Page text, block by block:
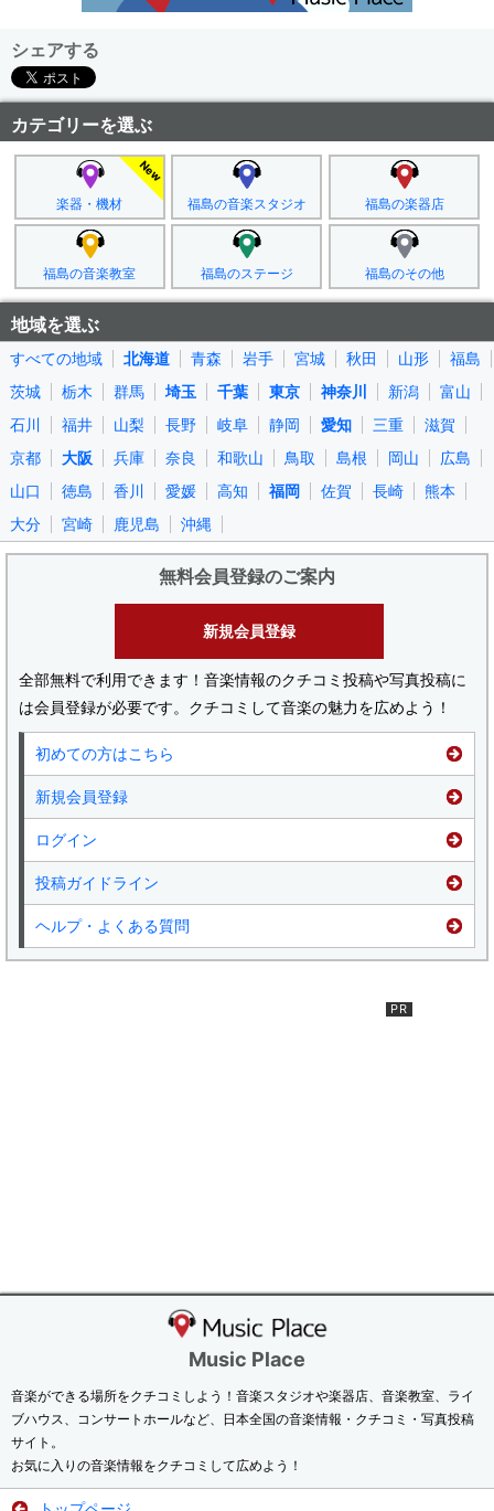
シェアする
カテゴリーを選ぶ
楽器・機材 福島の音楽スタジオ 福島の楽器店
福島の音楽教室 福島のステージ 福島のその他
地域を選ぶ
すべての地域 北海道 青森 岩手 宮城 秋田 山形
福島
茨城
栃木 群馬 埼玉 千葉 東京 神奈川 新潟
富山
石川
福井 山梨 長野 岐阜 静岡 愛知 三重
滋賀
京都
大阪 兵庫 奈良 和歌山 鳥取 島根 岡山
広島
山口
徳島 香川 愛媛 高知 福岡 佐賀 長崎
熊本
大分
宮崎 鹿児島 沖縄
無料会員登録のご案内
新規会員登録
全部無料で利用できます！音楽情報のクチコミ投稿や写真投稿に
は会員登録が必要です。クチコミして音楽の魅力を広めよう！
初めての方はこちら
新規会員登録
ログイン
投稿ガイドライン
ヘルプ・よくある質問
Music Place
音楽ができる場所をクチコミしよう！音楽スタジオや楽器店、音楽教室、ライ
ブハウス、コンサートホールなど、日本全国の音楽情報・クチコミ・写真投稿
サイト。
お気に入りの音楽情報をクチコミして広めよう！